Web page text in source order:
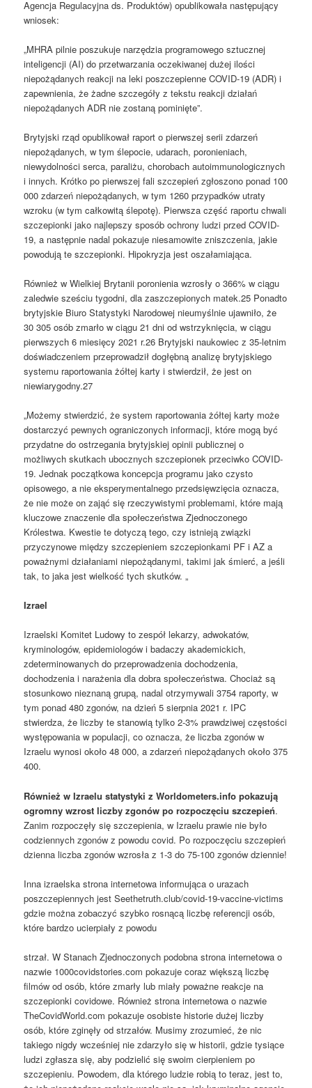
Agencja Regulacyjna ds. Produktów) opublikowała następujący
wniosek:
„MHRA pilnie poszukuje narzędzia programowego sztucznej
inteligencji (AI) do przetwarzania oczekiwanej dużej ilości
niepożądanych reakcji na leki poszczepienne COVID-19 (ADR) i
zapewnienia, że żadne szczegóły z tekstu reakcji działań
niepożądanych ADR nie zostaną pominięte”.
Brytyjski rząd opublikował raport o pierwszej serii zdarzeń
niepożądanych, w tym ślepocie, udarach, poronieniach,
niewydolności serca, paraliżu, chorobach autoimmunologicznych
i innych. Krótko po pierwszej fali szczepień zgłoszono ponad 100
000 zdarzeń niepożądanych, w tym 1260 przypadków utraty
wzroku (w tym całkowitą ślepotę). Pierwsza część raportu chwali
szczepionki jako najlepszy sposób ochrony ludzi przed COVID-
19, a następnie nadal pokazuje niesamowite zniszczenia, jakie
powodują te szczepionki. Hipokryzja jest oszałamiająca.
Również w Wielkiej Brytanii poronienia wzrosły o 366% w ciągu
zaledwie sześciu tygodni, dla zaszczepionych matek.25 Ponadto
brytyjskie Biuro Statystyki Narodowej nieumyślnie ujawniło, że
30 305 osób zmarło w ciągu 21 dni od wstrzyknięcia, w ciągu
pierwszych 6 miesięcy 2021 r.26 Brytyjski naukowiec z 35-letnim
doświadczeniem przeprowadził dogłębną analizę brytyjskiego
systemu raportowania żółtej karty i stwierdził, że jest on
niewiarygodny.27
„Możemy stwierdzić, że system raportowania żółtej karty może
dostarczyć pewnych ograniczonych informacji, które mogą być
przydatne do ostrzegania brytyjskiej opinii publicznej o
możliwych skutkach ubocznych szczepionek przeciwko COVID-
19. Jednak początkowa koncepcja programu jako czysto
opisowego, a nie eksperymentalnego przedsięwzięcia oznacza,
że nie może on zająć się rzeczywistymi problemami, które mają
kluczowe znaczenie dla społeczeństwa Zjednoczonego
Królestwa. Kwestie te dotyczą tego, czy istnieją związki
przyczynowe między szczepieniem szczepionkami PF i AZ a
poważnymi działaniami niepożądanymi, takimi jak śmierć, a jeśli
tak, to jaka jest wielkość tych skutków. „
Izrael
Izraelski Komitet Ludowy to zespół lekarzy, adwokatów,
kryminologów, epidemiologów i badaczy akademickich,
zdeterminowanych do przeprowadzenia dochodzenia,
dochodzenia i narażenia dla dobra społeczeństwa. Chociaż są
stosunkowo nieznaną grupą, nadal otrzymywali 3754 raporty, w
tym ponad 480 zgonów, na dzień 5 sierpnia 2021 r. IPC
stwierdza, że liczby te stanowią tylko 2-3% prawdziwej częstości
występowania w populacji, co oznacza, że liczba zgonów w
Izraelu wynosi około 48 000, a zdarzeń niepożądanych około 375
400.
Również w Izraelu statystyki z Worldometers.info pokazują
ogromny wzrost liczby zgonów po rozpoczęciu szczepień.
Zanim rozpoczęły się szczepienia, w Izraelu prawie nie było
codziennych zgonów z powodu covid. Po rozpoczęciu szczepień
dzienna liczba zgonów wzrosła z 1-3 do 75-100 zgonów dziennie!
Inna izraelska strona internetowa informująca o urazach
poszczepiennych jest Seethetruth.club/covid-19-vaccine-victims
gdzie można zobaczyć szybko rosnącą liczbę referencji osób,
które bardzo ucierpiały z powodu
strzał. W Stanach Zjednoczonych podobna strona internetowa o
nazwie 1000covidstories.com pokazuje coraz większą liczbę
filmów od osób, które zmarły lub miały poważne reakcje na
szczepionki covidowe. Również strona internetowa o nazwie
TheCovidWorld.com pokazuje osobiste historie dużej liczby
osób, które zginęły od strzałów. Musimy zrozumieć, że nic
takiego nigdy wcześniej nie zdarzyło się w historii, gdzie tysiące
ludzi zgłasza się, aby podzielić się swoim cierpieniem po
szczepieniu. Powodem, dla którego ludzie robią to teraz, jest to,